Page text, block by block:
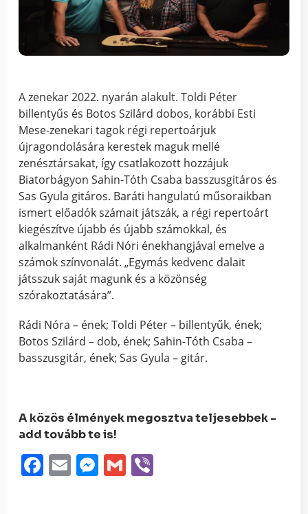
A zenekar 2022. nyarán alakult. Toldi Péter
billentyűs és Botos Szilárd dobos, korábbi Esti
Mese-zenekari tagok régi repertoárjuk
újragondolására kerestek maguk mellé
zenésztársakat, így csatlakozott hozzájuk
Biatorbágyon Sahin-Tóth Csaba basszusgitáros és
Sas Gyula gitáros. Baráti hangulatú műsoraikban
ismert előadók számait játszák, a régi repertoárt
kiegészítve újabb és újabb számokkal, és
alkalmanként Rádi Nóri énekhangjával emelve a
számok színvonalát. „Egymás kedvenc dalait
játsszuk saját magunk és a közönség
szórakoztatására”.
Rádi Nóra – ének; Toldi Péter – billentyűk, ének;
Botos Szilárd – dob, ének; Sahin-Tóth Csaba –
basszusgitár, ének; Sas Gyula – gitár.
A közös élmények megosztva teljesebbek -
add tovább te is!
Facebook
EmailMessenger
Gmail